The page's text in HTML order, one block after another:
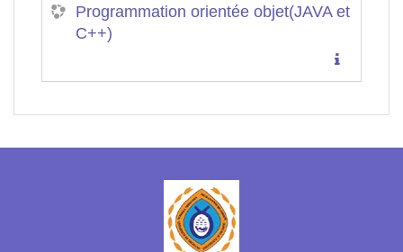
Programmation orientée objet(JAVA et
C++)